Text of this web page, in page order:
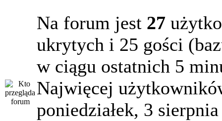
Na forum jest 27
ukrytych i 25 gości
w ciągu ostatnich 5
Najwięcej
poniedziałek, 3